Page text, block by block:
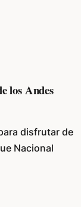
los Andes
disfrutar de
Nacional